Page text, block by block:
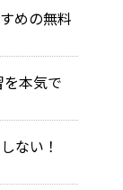
めの無料
本気で
ない！